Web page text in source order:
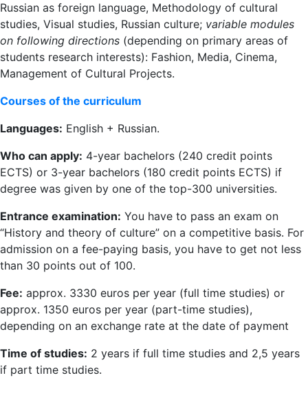
Russian as foreign language, Methodology of cultural
studies, Visual studies, Russian culture; variable modules
on following directions (depending on primary areas of
students research interests): Fashion, Media, Cinema,
Management of Cultural Projects.
Courses of the curriculum
Languages: English + Russian.
Who can apply: 4-year bachelors (240 credit points
ECTS) or 3-year bachelors (180 credit points ECTS) if
degree was given by one of the top-300 universities.
Entrance examination: You have to pass an exam on
“History and theory of culture” on a competitive basis. For
admission on a fee-paying basis, you have to get not less
than 30 points out of 100.
Fee: approx. 3330 euros per year (full time studies) or
approx. 1350 euros per year (part-time studies),
depending on an exchange rate at the date of payment
Time of studies: 2 years if full time studies and 2,5 years
if part time studies.